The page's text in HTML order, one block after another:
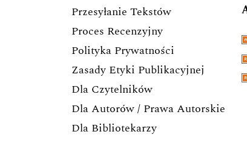
Przesyłanie Tekstów
Proces Recenzyjny
Polityka Prywatności
Zasady Etyki Publikacyjnej
Dla Czytelników
Dla Autorów / Prawa Autorskie
Dla Bibliotekarzy